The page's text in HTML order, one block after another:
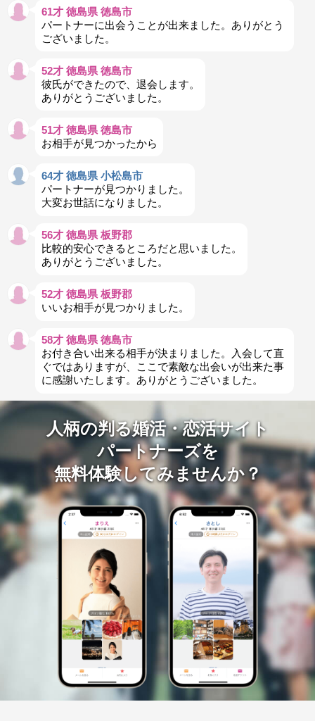
61才 徳島県 徳島市
パートナーに出会うことが出来ました。ありがとう
ございました。
52才 徳島県 徳島市
彼氏ができたので、退会します。
ありがとうございました。
51才 徳島県 徳島市
お相手が見つかったから
64才 徳島県 小松島市
パートナーが見つかりました。
大変お世話になりました。
56才 徳島県 板野郡
比較的安心できるところだと思いました。
ありがとうございました。
52才 徳島県 板野郡
いいお相手が見つかりました。
58才 徳島県 徳島市
お付き合い出来る相手が決まりました。入会して直
ぐではありますが、ここで素敵な出会いが出来た事
に感謝いたします。ありがとうございました。
人柄の判る婚活・恋活サイト
パートナーズを
無料体験してみませんか？